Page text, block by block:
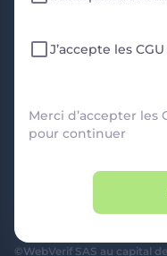
Marchands
A PROPOS
Aide
Contact support
support@franceverif.fr
©WebVerif SAS au capital
J’accepte les
Merci d’accepter les
pour continuer